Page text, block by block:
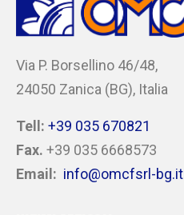
Via P. Borsellino 46/48,
24050 Zanica (BG), Italia
Tell: +39 035 670821
Fax. +39 035 6668573
Email: info@omcfsrl-bg.it